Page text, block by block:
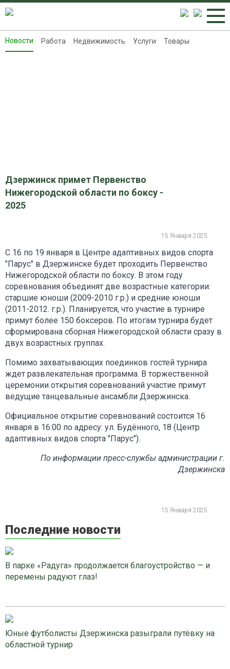
Новости
Новости Работа Недвижимость Услуги Товары
Дзержинск примет Первенство
Нижегородской области по боксу -
2025
15 Января 2025
С 16 по 19 января в Центре адаптивных видов спорта
"Парус" в Дзержинске будет проходить Первенство
Нижегородской области по боксу. В этом году
соревнования объединят две возрастные категории:
старшие юноши (2009-2010 г.р.) и средние юноши
(2011-2012. г.р.). Планируется, что участие в турнире
примут более 150 боксеров. По итогам турнира будет
сформирована сборная Нижегородской области сразу в
двух возрастных группах.
Помимо захватывающих поединков гостей турнира
ждет развлекательная программа. В торжественной
церемонии открытия соревнований участие примут
ведущие танцевальные ансамбли Дзержинска.
Официальное открытие соревнований состоится 16
января в 16:00 по адресу: ул. Будённого, 18 (Центр
адаптивных видов спорта "Парус").
По информации пресс-службы администрации г.
Дзержинска
15 Января 2025
Последние новости
В парке «Радуга» продолжается благоустройство — и
перемены радуют глаз!
Юные футболисты Дзержинска разыграли путёвку на
областной турнир